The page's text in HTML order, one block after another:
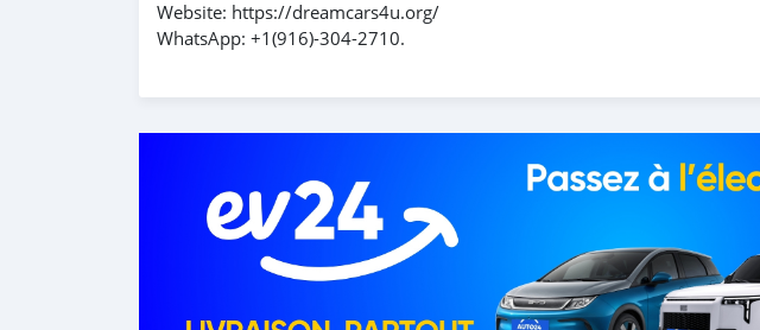
Website: https://dreamcars4u.org/
WhatsApp: +1(916)-304-2710.